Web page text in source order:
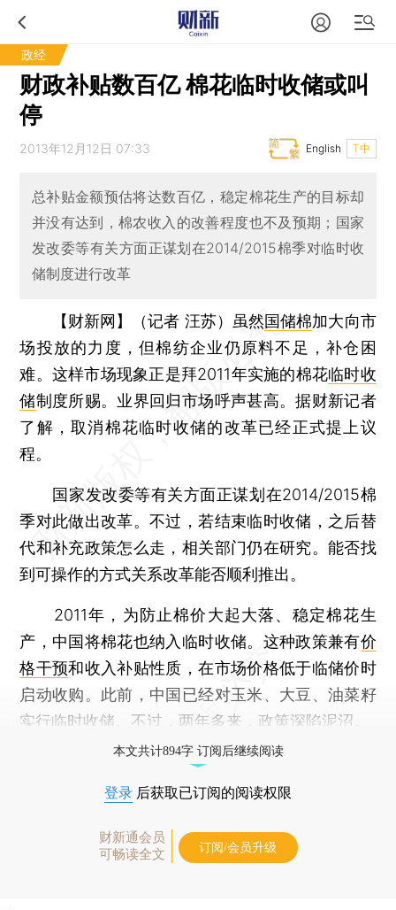
政经
财政补贴数百亿 棉花临时收储或叫
停
2013年12月12日 07:33 T中
English
总补贴金额预估将达数百亿，稳定棉花生产的目标却
并没有达到，棉农收入的改善程度也不及预期；国家
发改委等有关方面正谋划在2014/2015棉季对临时收
储制度进行改革
【财新网】（记者 汪苏） 虽然国储棉加大向市
场投放的力度，但棉纺企业仍原料不足，补仓困
难。这样市场现象正是拜2011年实施的棉花临时收
储制度所赐。业界回归市场呼声甚高。据财新记者
了解，取消棉花临时收储的改革已经正式提上议
程。
国家发改委等有关方面正谋划在2014/2015棉
季对此做出改革。不过，若结束临时收储，之后替
代和补充政策怎么走，相关部门仍在研究。能否找
到可操作的方式关系改革能否顺利推出。
2011年，为防止棉价大起大落、稳定棉花生
产，中国将棉花也纳入临时收储。这种政策兼有价
格干预和收入补贴性质，在市场价格低于临储价时
启动收购。此前，中国已经对玉米、大豆、油菜籽
实行临时收储。不过，两年多来，政策深陷泥沼。
本文共计894字 订阅后继续阅读
登录 后获取已订阅的阅读权限
财新通会员
可畅读全文
订阅/会员升级